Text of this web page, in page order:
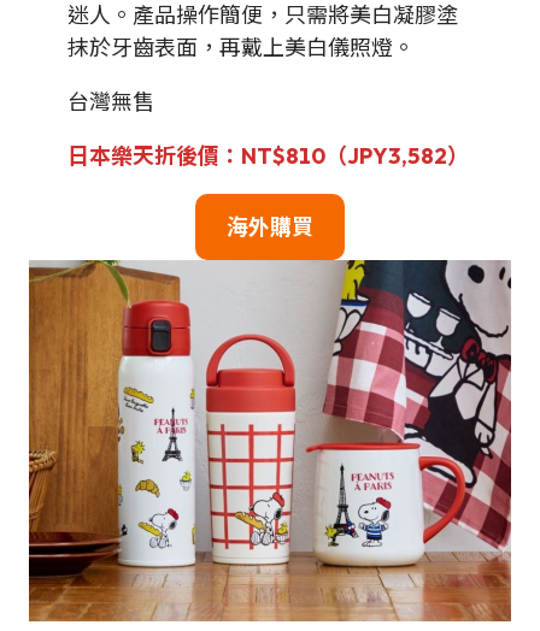
迷人。產品操作簡便，只需將美白凝膠塗
抹於牙齒表面，再戴上美白儀照燈。
台灣無售
日本樂天折後價 ：NT$810（JPY3,582）
海外購買